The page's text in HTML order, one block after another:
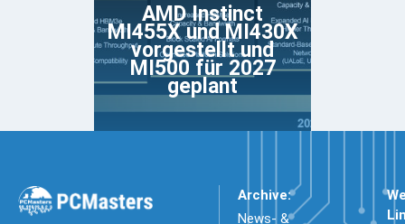
AMD Instinct
MI455X und MI430X
vorgestellt und
MI500 für 2027
geplant
Archive:
News- &